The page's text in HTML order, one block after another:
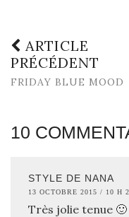
ARTICLE
PRÉCÉDENT
FRIDAY BLUE MOOD
10
STYLE DE NANA
13 OCTOBRE 2015 / 10 H
Très jolie tenue 🙂